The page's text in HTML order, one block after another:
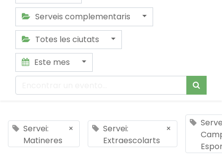
Serveis complementaris
Totes les ciutats
Este mes
Servei:
Matineres
×
Servei:
Extraescolarts
×